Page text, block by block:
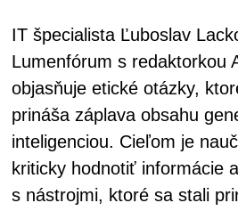
IT špecialista Ľuboslav
Lumenfórum s redaktorkou
objasňuje etické otázky,
prináša záplava obsahu
inteligenciou. Cieľom je
kriticky hodnotiť informácie
s nástrojmi, ktoré sa stali